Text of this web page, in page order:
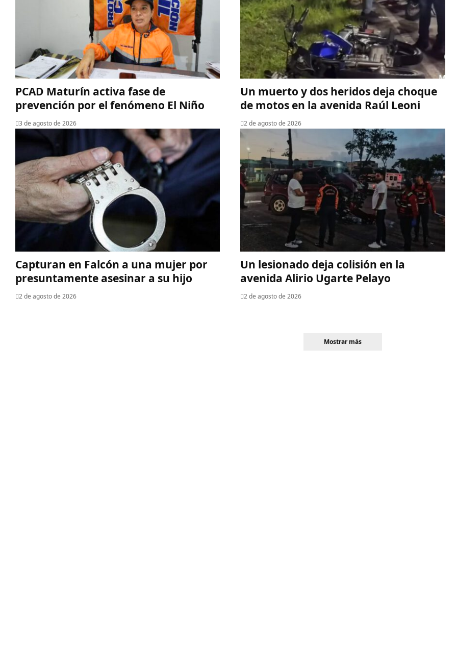
PCAD Maturín activa fase de
prevención por el fenómeno El Niño
3 de agosto de 2026
Un muerto y dos heridos deja choque
de motos en la avenida Raúl Leoni
2 de agosto de 2026
Capturan en Falcón a una mujer por
presuntamente asesinar a su hijo
2 de agosto de 2026
Un lesionado deja colisión en la
avenida Alirio Ugarte Pelayo
2 de agosto de 2026
Mostrar más